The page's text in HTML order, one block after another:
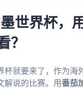
世界杯，
？
杯就要来了，作为海
解说的比赛。用番茄